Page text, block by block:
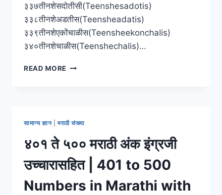
३३७तीनशेसदोतीसी(Teenshesadotis)
३३८तीनशेअडतीस(Teensheadatis)
३३९तीनशेएकोंचाळीस(Teensheekonchalis)
३४०तीनशेचाळीस(Teenshechalis)…
READ MORE [३०१
|
301
TO
400
NUMBERS
IN
सामान्य ज्ञान| मराठी संख्या
४०१ ते ५०० मराठी अंक इंग्रजी
उच्चारासहित | 401 to 500
Numbers in Marathi with